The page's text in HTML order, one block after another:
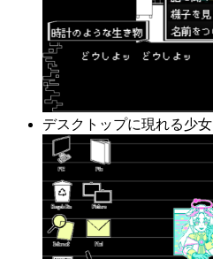
デスクトップに現れる少女